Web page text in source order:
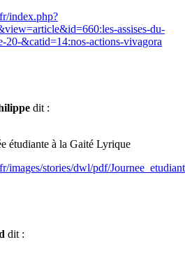
index.php?
assises-du-
20-&catid=14:nos-actions-vivagora
dit :
étudiante à la Gaité Lyrique
images/stories/dwl/pdf/
dit :